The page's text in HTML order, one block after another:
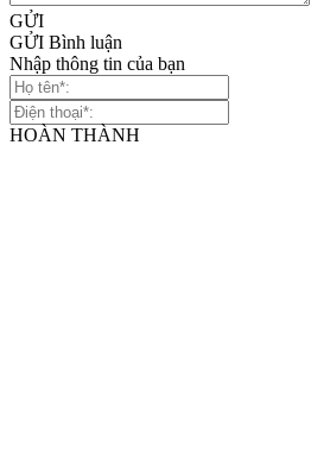
GỬI
GỬI Bình luận
Nhập thông tin của bạn
HOÀN THÀNH